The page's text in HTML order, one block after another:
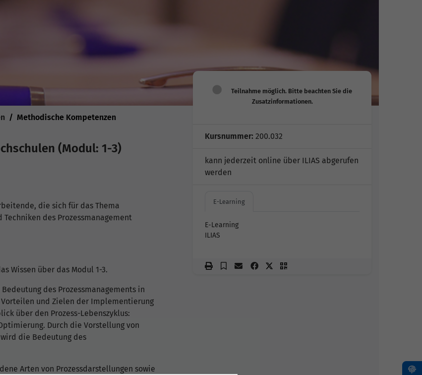
Methodische Kompetenzen
(Modul: 1-3)
die sich für das Thema
des Prozessmanagement
Wissen über das Modul 1-3.
des Prozessmanagements in
und Zielen der Implementierung
über den Prozess-Lebenszyklus:
Durch die Vorstellung von
die Bedeutung des
Arten von Prozessdarstellungen sowie
Kursnummer: 200.032
kann jederzeit online über ILIAS abgerufen
werden
E-Learning
E-Learning
ILIAS